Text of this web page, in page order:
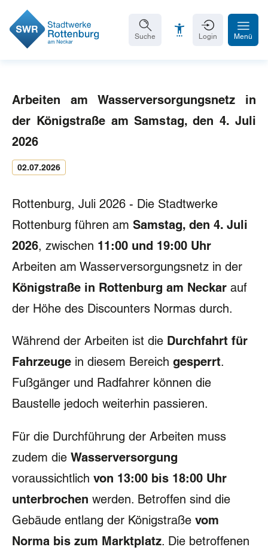
Suche Login Menü
Arbeiten am Wasserversorgungsnetz in
der Königstraße am Samstag, den 4. Juli
2026
02.07.2026
Rottenburg, Juli 2026 - Die Stadtwerke
Rottenburg führen am Samstag, den 4. Juli
2026, zwischen 11:00 und 19:00 Uhr
Arbeiten am Wasserversorgungsnetz in der
Königstraße in Rottenburg am Neckar auf
der Höhe des Discounters Normas durch.
Während der Arbeiten ist die Durchfahrt für
Fahrzeuge in diesem Bereich gesperrt.
Fußgänger und Radfahrer können die
Baustelle jedoch weiterhin passieren.
Für die Durchführung der Arbeiten muss
zudem die Wasserversorgung
voraussichtlich von 13:00 bis 18:00 Uhr
unterbrochen werden. Betroffen sind die
Gebäude entlang der Königstraße vom
Norma bis zum Marktplatz. Die betroffenen
Schrift vergrößern
Zeilenabstand vergrößern
Graustufen
Großer Mauszeiger
Lesehilfe
Links unterstreichen
Animationen ausschalten
Hoher Kontrast